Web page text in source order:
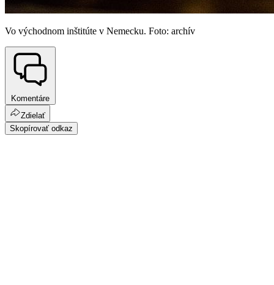
Vo východnom inštitúte v Nemecku. Foto: archív
Komentáre
Zdielať
Skopírovať odkaz